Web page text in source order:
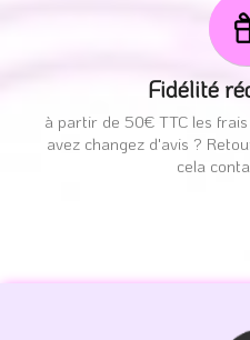
Fidélité
à partir de 50€ TTC les
avez changez d'avis ?
cela